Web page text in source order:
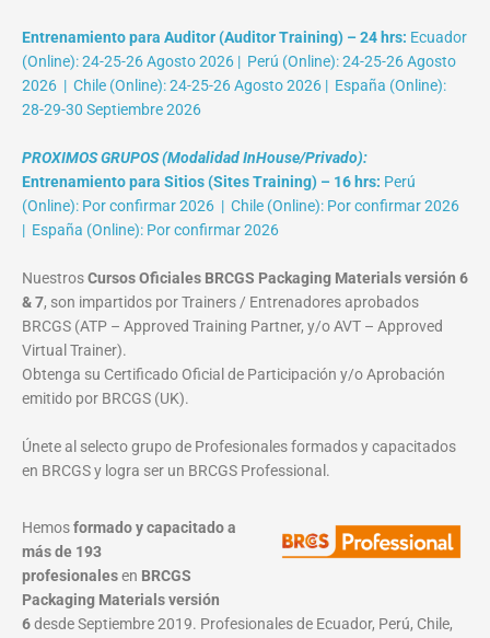
Entrenamiento para Auditor (Auditor Training) – 24 hrs: Ecuador
(Online): 24-25-26 Agosto 2026 | Perú (Online): 24-25-26 Agosto
2026 | Chile (Online): 24-25-26 Agosto 2026 | España (Online):
28-29-30 Septiembre 2026
PROXIMOS GRUPOS (Modalidad InHouse/Privado):
Entrenamiento para Sitios (Sites Training) – 16 hrs: Perú
(Online): Por confirmar 2026 | Chile (Online): Por confirmar 2026
| España (Online): Por confirmar 2026
NuestrosCursos Oficiales BRCGS Packaging Materials versión 6
& 7, son impartidos por Trainers / Entrenadores aprobados
BRCGS (ATP – Approved Training Partner, y/o AVT – Approved
Virtual Trainer).
Obtenga su Certificado Oficial de Participación y/o Aprobación
emitido por BRCGS (UK).
Únete al selecto grupo de Profesionales formados y capacitados
en BRCGS y logra ser un BRCGS Professional.
Hemosformado y capacitado a
más de 193
profesionalesen BRCGS
Packaging Materialsversión
6desde Septiembre 2019. Profesionales de Ecuador, Perú, Chile,